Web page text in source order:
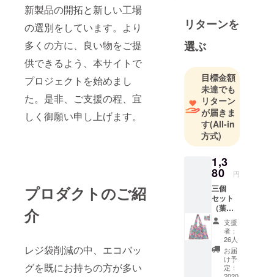
新製品の開拓と新しい工場
の選別をしています。より
多くの方に、良い物をご提
供できるよう、本サイトで
プロジェクトを始めまし
た。是非、ご支援の程、宜
しく御願い申し上げます。
プロダクトのご紹
介
レジ袋削減の中、エコバッ
グを既にお持ちの方が多い
中国に滞在
響）
中国に滞在
しながら、
新しい工場
の開拓とア
イテムの開
発をしてお
ります。
体験し、良
いなあと
思ったアイ
テムを随時
皆様に発信
していきま
リターンを
選ぶ
目標金額
未達でも
リターン
が届きま
す(All-in
方式)
1,3
80 円
三個
セット
（葉の
模様、
多肉植
物模
様、動
物模
様）
支援
者：
26人
お届
け予
定：